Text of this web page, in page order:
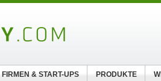
FIRMEN & START-UPS PRODUKTE